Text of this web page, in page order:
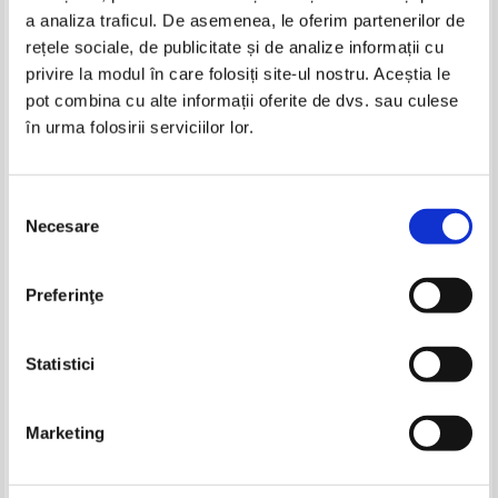
a analiza traficul. De asemenea, le oferim partenerilor de
rețele sociale, de publicitate și de analize informații cu
privire la modul în care folosiți site-ul nostru. Aceștia le
pot combina cu alte informații oferite de dvs. sau culese
în urma folosirii serviciilor lor.
consimțământului
Necesare
Preferinţe
Statistici
Marketing
volumul 5. Simboluri ale
Adaugă în coș
volumul 10. Civilizatia in tranzitie
12. Psihologie si alchimie
-40%
Suzanne Vallieres - Trucuri
psihologice pentru parinti. Cum
sa educam copilul (0-3 ani)